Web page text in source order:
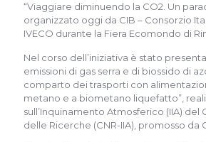
“Viaggiare diminuendo la CO2. Un
organizzato oggi da CIB – Consorzio
IVECO durante la Fiera Ecomondo di
Nel corso dell’iniziativa è stato
emissioni di gas serra e di biossido di
comparto dei trasporti con
metano e a biometano liquefatto”,
sull’Inquinamento Atmosferico (IIA) del
delle Ricerche (CNR-IIA), promosso da